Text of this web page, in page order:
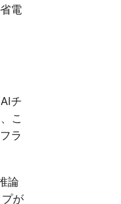
電
チ
こ
ラ
論
が